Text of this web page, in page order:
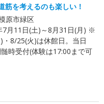
筋を考えるのも楽しい！
原市緑区
7月11日(土)～8月31日(月) ※
8/25(火)は休館日。当日
時受付(体験は17:00まで可